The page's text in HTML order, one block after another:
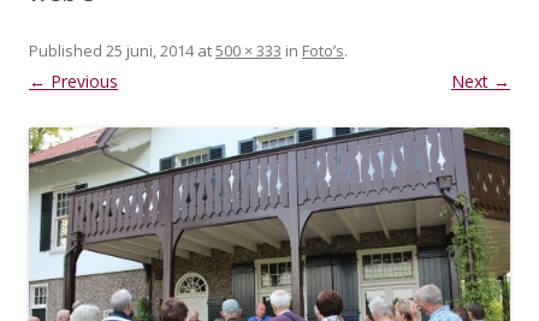
Published 25 juni, 2014at500 × 333 in Foto’s.
← Previous Next →